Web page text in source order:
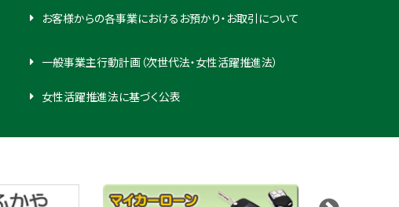
お客様からの各事業におけるお預かり・お取引について
一般事業主行動計画（次世代法・女性活躍推進法）
女性活躍推進法に基づく公表